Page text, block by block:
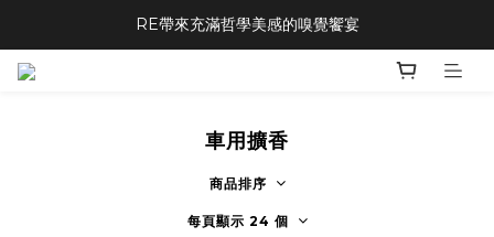
RE帶來充滿哲學美感的嗅覺饗宴
車用擴香
商品排序
每頁顯示 24 個